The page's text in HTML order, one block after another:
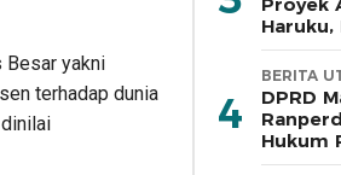
Besar yakni
terhadap dunia
Haruku,
Ditahan
4
BERITA
DPRD
Hukum